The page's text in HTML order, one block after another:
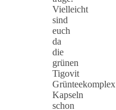
Vielleicht
sind
euch
da
die
grünen
Tigovit
Grünteekomplex
Kapseln
schon